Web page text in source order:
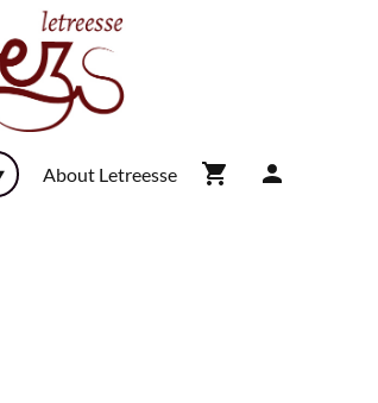
About Letreesse